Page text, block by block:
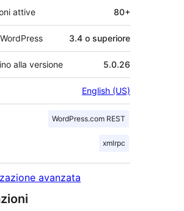
attive 80+
3.4 o superiore
alla versione 5.0.26
English (US)
WordPress.com REST
xmlrpc
avanzata